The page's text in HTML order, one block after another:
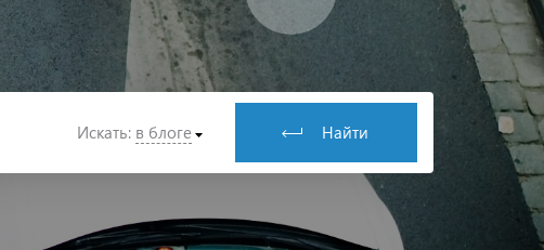
Искать: в блоге Найти